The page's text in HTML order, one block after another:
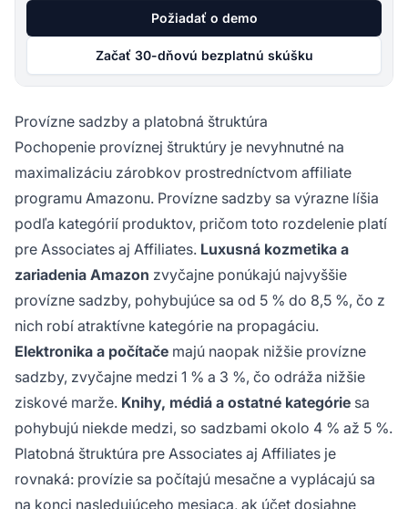
Požiadať o demo
Začať 30-dňovú bezplatnú skúšku
Provízne sadzby a platobná štruktúra
Pochopenie províznej štruktúry je nevyhnutné na
maximalizáciu zárobkov prostredníctvom affiliate
programu Amazonu. Provízne sadzby sa výrazne líšia
podľa kategórií produktov, pričom toto rozdelenie platí
pre Associates aj Affiliates. Luxusná kozmetika a
zariadenia Amazon zvyčajne ponúkajú najvyššie
provízne sadzby, pohybujúce sa od 5 % do 8,5 %, čo z
nich robí atraktívne kategórie na propagáciu.
Elektronika a počítače majú naopak nižšie provízne
sadzby, zvyčajne medzi 1 % a 3 %, čo odráža nižšie
ziskové marže. Knihy, médiá a ostatné kategórie sa
pohybujú niekde medzi, so sadzbami okolo 4 % až 5 %.
Platobná štruktúra pre Associates aj Affiliates je
rovnaká: provízie sa počítajú mesačne a vyplácajú sa
na konci nasledujúceho mesiaca, ak účet dosiahne